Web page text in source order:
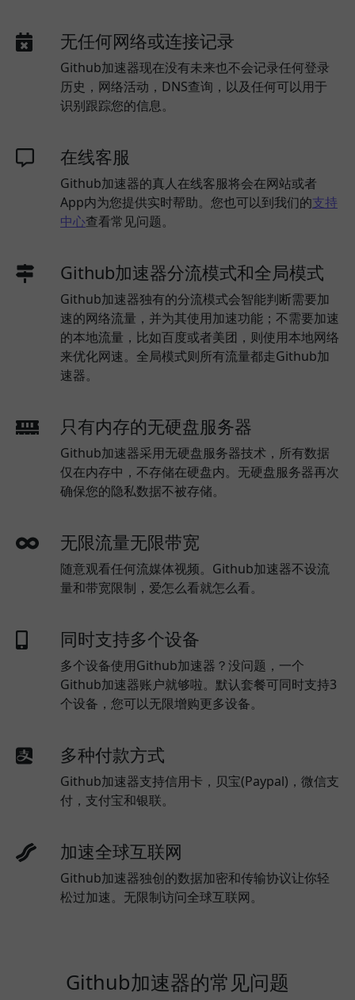
无任何网络或连接记录
Github加速器现在没有未来也不会记录任何登录
历史，网络活动，DNS查询，以及任何可以用于
识别跟踪您的信息。
在线客服
Github加速器的真人在线客服将会在网站或者
App内为您提供实时帮助。您也可以到我们的支持
中心查看常见问题。
Github加速器分流模式和全局模式
Github加速器独有的分流模式会智能判断需要加
速的网络流量，并为其使用加速功能；不需要加速
的本地流量，比如百度或者美团，则使用本地网络
来优化网速。全局模式则所有流量都走Github加
速器。
只有内存的无硬盘服务器
Github加速器采用无硬盘服务器技术，所有数据
仅在内存中，不存储在硬盘内。无硬盘服务器再次
确保您的隐私数据不被存储。
无限流量无限带宽
随意观看任何流媒体视频。Github加速器不设流
量和带宽限制，爱怎么看就怎么看。
同时支持多个设备
多个设备使用Github加速器？没问题，一个
Github加速器账户就够啦。默认套餐可同时支持3
个设备，您可以无限增购更多设备。
多种付款方式
Github加速器支持信用卡，贝宝(Paypal)，微信支
付，支付宝和银联。
加速全球互联网
Github加速器独创的数据加密和传输协议让你轻
松过加速。无限制访问全球互联网。
Github加速器的常见问题